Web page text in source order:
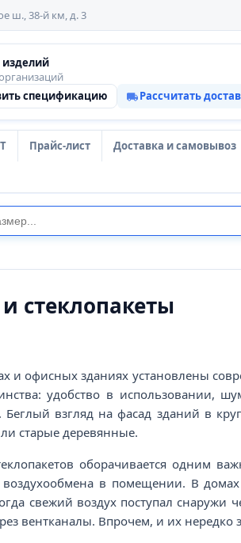
ш., 38-й км, д. 3
изделий
спецификацию Рассчитать
Прайс-лист Доставка и самовывоз
стеклопакеты
и офисных зданиях установлены
удобство в использовании,
взгляд на фасад зданий в
старые деревянные.
оборачивается одним
воздухообмена в помещении. В
свежий воздух поступал
вентканалы. Впрочем, и их